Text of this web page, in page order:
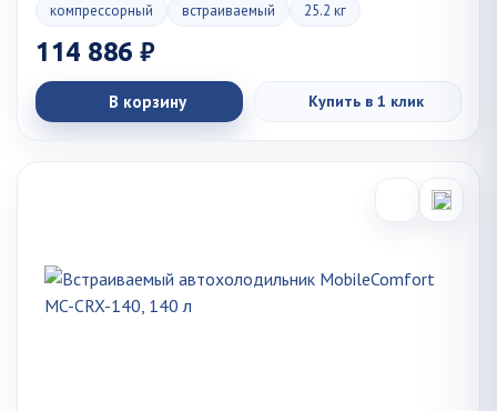
компрессорный встраиваемый 25.2 кг
114 886 ₽
В корзину Купить в 1 клик